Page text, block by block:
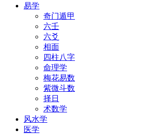
易学
奇门遁甲
六壬
六爻
相面
四柱八字
命理学
梅花易数
紫微斗数
择日
术数学
风水学
医学